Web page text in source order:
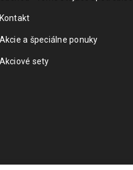
Kontakt
Akcie a špeciálne ponuky
Akciové sety